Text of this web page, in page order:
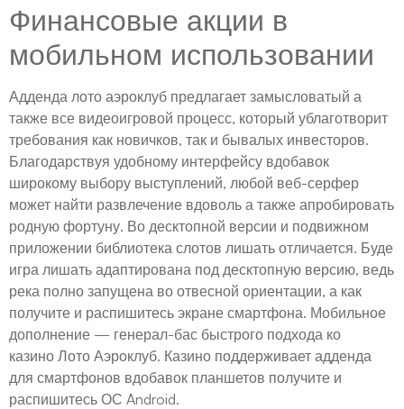
Финансовые акции в
мобильном использовании
Адденда лото аэроклуб предлагает замысловатый а
также все видеоигровой процесс, который ублаготворит
требования как новичков, так и бывалых инвесторов.
Благодарствуя удобному интерфейсу вдобавок
широкому выбору выступлений, любой веб-серфер
может найти развлечение вдоволь а также апробировать
родную фортуну. Во десктопной версии и подвижном
приложении библиотека слотов лишать отличается. Буде
игра лишать адаптирована под десктопную версию, ведь
река полно запущена во отвесной ориентации, а как
получите и распишитесь экране смартфона. Мобильное
дополнение — генерал-бас быстрого подхода ко
казино Лото Аэроклуб. Казино поддерживает адденда
для смартфонов вдобавок планшетов получите и
распишитесь ОС Android.